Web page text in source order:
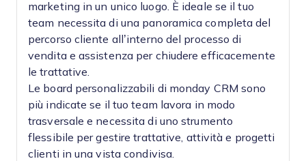
marketing in un unico luogo. È ideale se il tuo
team necessita di una panoramica completa del
percorso cliente all’interno del processo di
vendita e assistenza per chiudere efficacemente
le trattative.
Le board personalizzabili di monday CRM sono
più indicate se il tuo team lavora in modo
trasversale e necessita di uno strumento
flessibile per gestire trattative, attività e progetti
clienti in una vista condivisa.